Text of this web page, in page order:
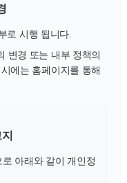
로 시행 됩니다.
변경 또는 내부 정책의
에는 홈페이지를 통해
아래와 같이 개인정